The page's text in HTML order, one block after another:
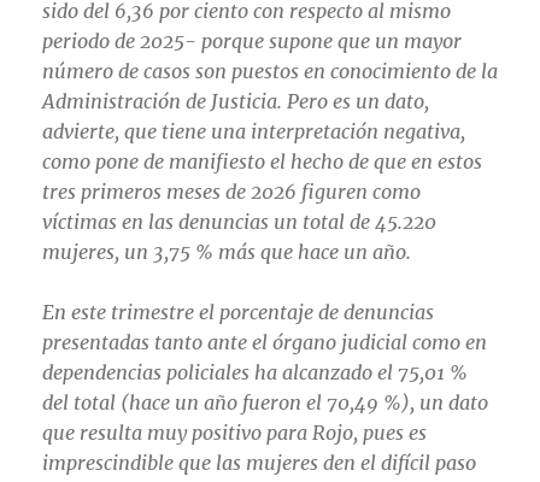
sido del 6,36 por ciento con respecto al mismo
periodo de 2025- porque supone que un mayor
número de casos son puestos en conocimiento de la
Administración de Justicia. Pero es un dato,
advierte, que tiene una interpretación negativa,
como pone de manifiesto el hecho de que en estos
tres primeros meses de 2026 figuren como
víctimas en las denuncias un total de 45.220
mujeres, un 3,75 % más que hace un año.
En este trimestre el porcentaje de denuncias
presentadas tanto ante el órgano judicial como en
dependencias policiales ha alcanzado el 75,01 %
del total (hace un año fueron el 70,49 %), un dato
que resulta muy positivo para Rojo, pues es
imprescindible que las mujeres den el difícil paso